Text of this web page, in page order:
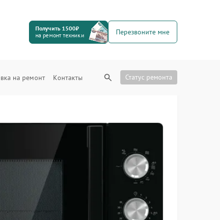
Получить 1500₽
на ремонт техники
Перезвоните мне
на ремонт Контакты Статус ремонта